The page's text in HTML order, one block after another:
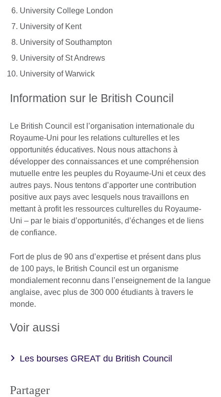
University College London
University of Kent
University of Southampton
University of St Andrews
University of Warwick
Information sur le British Council
Le British Council est l’organisation internationale du
Royaume-Uni pour les relations culturelles et les
opportunités éducatives. Nous nous attachons à
développer des connaissances et une compréhension
mutuelle entre les peuples du Royaume-Uni et ceux des
autres pays. Nous tentons d’apporter une contribution
positive aux pays avec lesquels nous travaillons en
mettant à profit les ressources culturelles du Royaume-
Uni – par le biais d’opportunités, d’échanges et de liens
de confiance.
Fort de plus de 90 ans d’expertise et présent dans plus
de 100 pays, le British Council est un organisme
mondialement reconnu dans l’enseignement de la langue
anglaise, avec plus de 300 000 étudiants à travers le
monde.
Voir aussi
Les bourses GREAT du British Council
Partager